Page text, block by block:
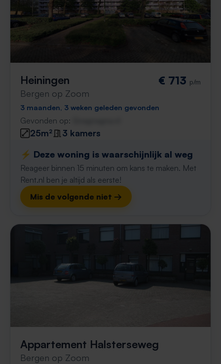
Heiningen
Bergen op Zoom
€ 713 p/m
3 maanden, 3 weken geleden gevonden
Gevonden op:
25m²
3 kamers
⚡️ Deze woning is waarschijnlijk al weg
Reageer binnen 15 minuten om kans te maken. Met
Rent.nl ben je altijd als eerste!
Mis de volgende niet →
Appartement Halsterseweg
Bergen op Zoom